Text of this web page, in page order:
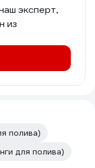
эксперт,
из
полива)
для полива)